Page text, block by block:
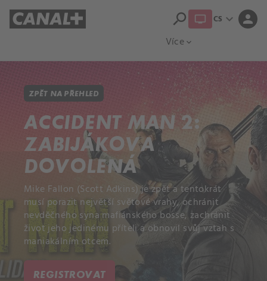
Více expand_more
search CS expand_more person
ZPĚT NA PŘEHLED
ACCIDENT MAN 2:
ZABIJÁKOVA
DOVOLENÁ
Mike Fallon (Scott Adkins) je zpět a tentokrát
musí porazit největší světové vrahy, ochránit
nevděčného syna mafiánského bosse, zachránit
život jeho jedinému příteli a obnovil svůj vztah s
maniakálním otcem.
REGISTROVAT